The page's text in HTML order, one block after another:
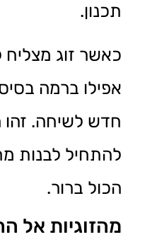
תכנון.
כאשר זוג מצליח
אפילו ברמה
חדש לשיחה. זהו
להתחיל לבנות
הכול ברור.
מהזוגיות אל